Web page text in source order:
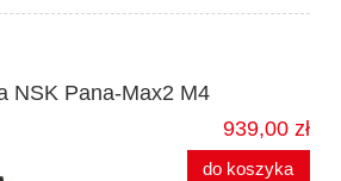
NSK Pana-Max2 M4
939,00 zł
do koszyka